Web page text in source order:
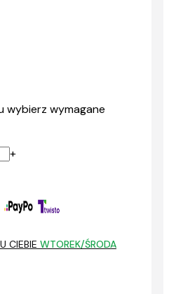
wybierz wymagane
+
CIEBIE WTOREK/ŚRODA